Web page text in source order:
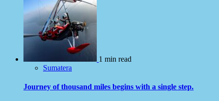
1 min read
Sumatera
Journey of thousand miles begins with a single step.